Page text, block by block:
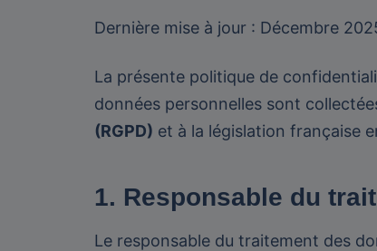
Dernière mise à jour : Décembre
La présente politique de
données personnelles sont
(RGPD) et à la législation française
1. Responsable du
Le responsable du traitement des